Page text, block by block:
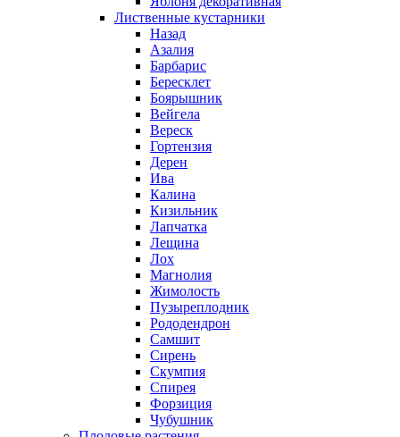
Лиственные кустарники
Назад
Азалия
Барбарис
Бересклет
Боярышник
Вейгела
Вереск
Гортензия
Дерен
Ива
Калина
Кизильник
Лапчатка
Лещина
Лох
Магнолия
Жимолость
Пузыреплодник
Рододендрон
Самшит
Сирень
Скумпия
Спирея
Форзиция
Чубушник